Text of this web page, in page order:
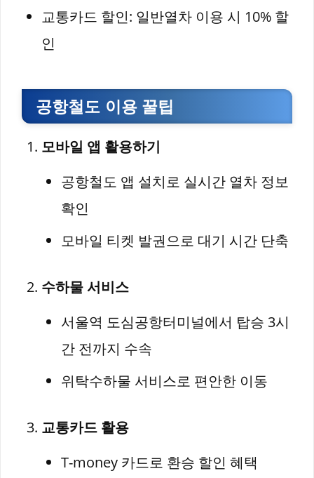
교통카드 할인: 일반열차 이용 시 10% 할
인
공항철도 이용 꿀팁
모바일 앱 활용하기
공항철도 앱 설치로 실시간 열차 정보
확인
모바일 티켓 발권으로 대기 시간 단축
수하물 서비스
서울역 도심공항터미널에서 탑승 3시
간 전까지 수속
위탁수하물 서비스로 편안한 이동
교통카드 활용
T-money 카드로 환승 할인 혜택